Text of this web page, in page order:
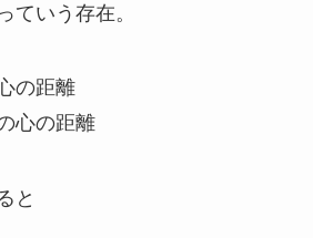
ていう存在。
の距離
心の距離
と